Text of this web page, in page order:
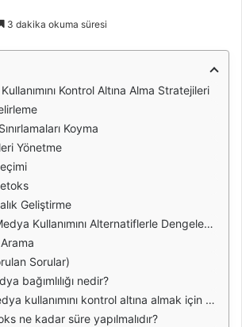
3 dakika okuma süresi
Kontrol Altına Alma Stratejileri
Koyma
Yönetme
Geliştirme
Kullanımını Alternatiflerle Dengeleme
Sorular)
bağımlılığı nedir?
kontrol altına almak için en etkili strateji hangisidir?
ne kadar süre yapılmalıdır?